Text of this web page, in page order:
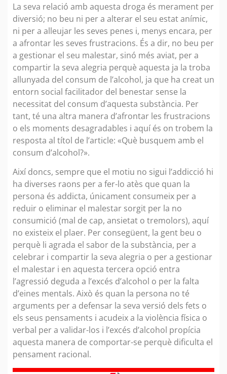
La seva relació amb aquesta droga és merament per
diversió; no beu ni per a alterar el seu estat anímic,
ni per a alleujar les seves penes i, menys encara, per
a afrontar les seves frustracions. És a dir, no beu per
a gestionar el seu malestar, sinó més aviat, per a
compartir la seva alegria perquè aquesta ja la troba
allunyada del consum de l’alcohol, ja que ha creat un
entorn social facilitador del benestar sense la
necessitat del consum d’aquesta substància. Per
tant, té una altra manera d’afrontar les frustracions
o els moments desagradables i aquí és on trobem la
resposta al títol de l’article: «Què busquem amb el
consum d’alcohol?».
Així doncs, sempre que el motiu no sigui l’addicció hi
ha diverses raons per a fer-lo atès que quan la
persona és addicta, únicament consumeix per a
reduir o eliminar el malestar sorgit per la no
consumició (mal de cap, ansietat o tremolors), aquí
no existeix el plaer. Per consegüent, la gent beu o
perquè li agrada el sabor de la substància, per a
celebrar i compartir la seva alegria o per a gestionar
el malestar i en aquesta tercera opció entra
l’agressió deguda a l’excés d’alcohol o per la falta
d’eines mentals. Això és quan la persona no té
arguments per a defensar la seva versió dels fets o
els seus pensaments i acudeix a la violència física o
verbal per a validar-los i l’excés d’alcohol propícia
aquesta manera de comportar-se perquè dificulta el
pensament racional.